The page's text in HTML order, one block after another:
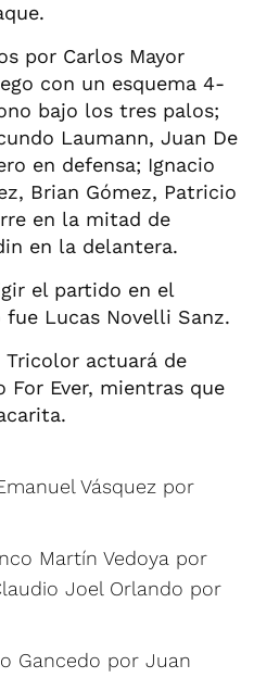
por Carlos Mayor
con un esquema 4-
bajo los tres palos;
Laumann, Juan De
en defensa; Ignacio
Brian Gómez, Patricio
en la mitad de
en la delantera.
el partido en el
fue Lucas Novelli Sanz.
Tricolor actuará de
Ever, mientras que
Vásquez por
Martín Vedoya por
Joel Orlando por
Gancedo por Juan